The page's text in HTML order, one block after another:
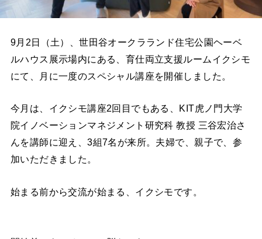
9月2日（土）、世田谷オークラランド住宅公園ヘーベ
ルハウス展示場内にある、育仕両立支援ルームイクシモ
にて、月に一度のスペシャル講座を開催しました。
今月は、イクシモ講座2回目でもある、KIT虎ノ門大学
院イノベーションマネジメント研究科 教授 三谷宏治さ
んを講師に迎え、3組7名が来所。夫婦で、親子で、参
加いただきました。
始まる前から交流が始まる、イクシモです。